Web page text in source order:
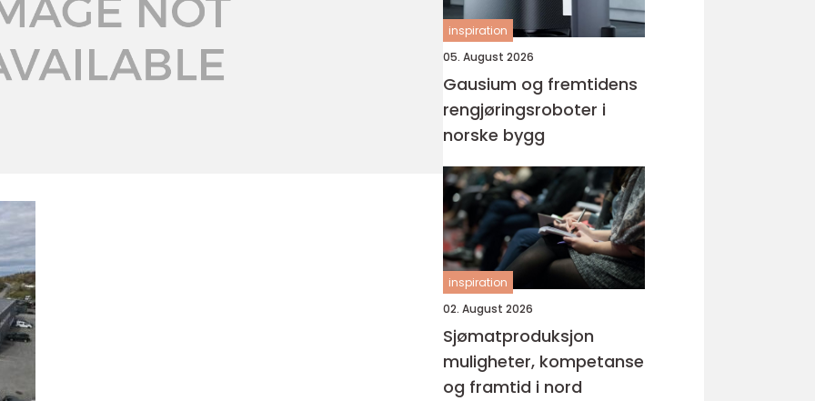
inspiration
05. August 2026
Gausium og fremtidens
rengjøringsroboter i
norske bygg
inspiration
02. August 2026
Sjømatproduksjon
muligheter, kompetanse
og framtid i nord